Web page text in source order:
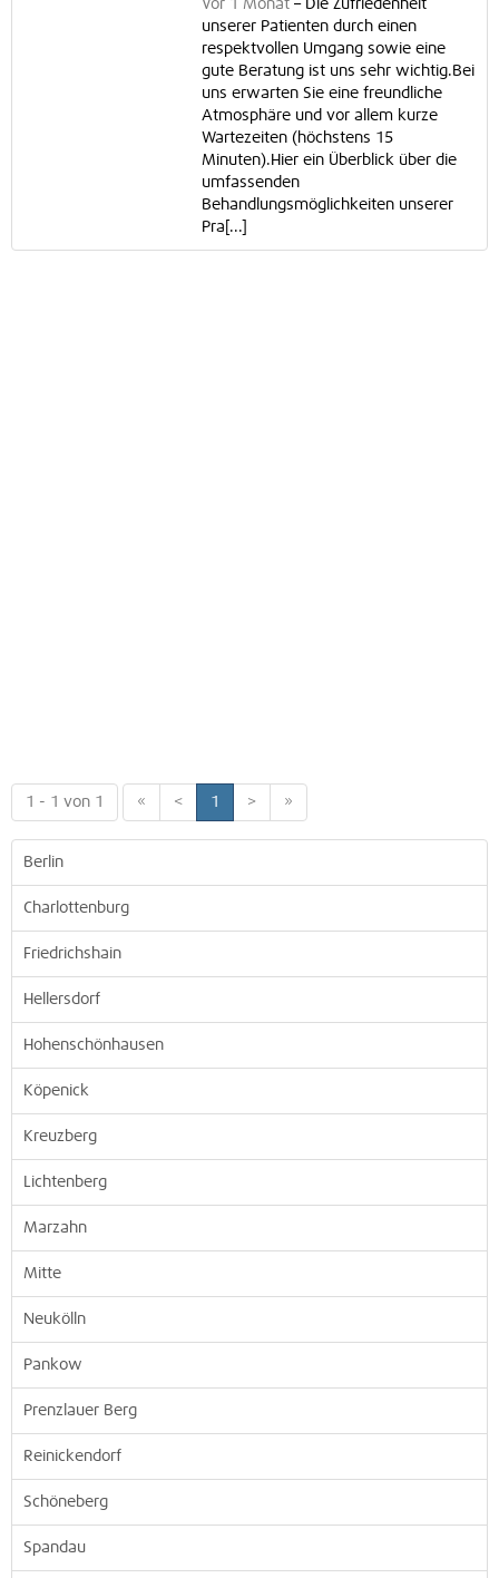
Vor 1 Monat – Die Zufriedenheit
unserer Patienten durch einen
respektvollen Umgang sowie eine
gute Beratung ist uns sehr wichtig.Bei
uns erwarten Sie eine freundliche
Atmosphäre und vor allem kurze
Wartezeiten (höchstens 15
Minuten).Hier ein Überblick über die
umfassenden
Behandlungsmöglichkeiten unserer
Pra[...]
1 - 1 von 1 « < 1 > »
Berlin
Charlottenburg
Friedrichshain
Hellersdorf
Hohenschönhausen
Köpenick
Kreuzberg
Lichtenberg
Marzahn
Mitte
Neukölln
Pankow
Prenzlauer Berg
Reinickendorf
Schöneberg
Spandau